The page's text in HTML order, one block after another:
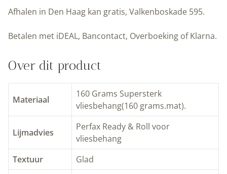
III
|
Kek
Amsterdam
Peltenburg
aantal
Afhalen in Den Haag kan gratis, Valkenboskade 595.
Betalen met iDEAL, Bancontact, Overboeking of Klarna.
Over dit product
Materiaal
160 Grams Supersterk
vliesbehang(160 grams.mat).
Lijmadvies
Perfax Ready & Roll voor
vliesbehang
Textuur
Glad